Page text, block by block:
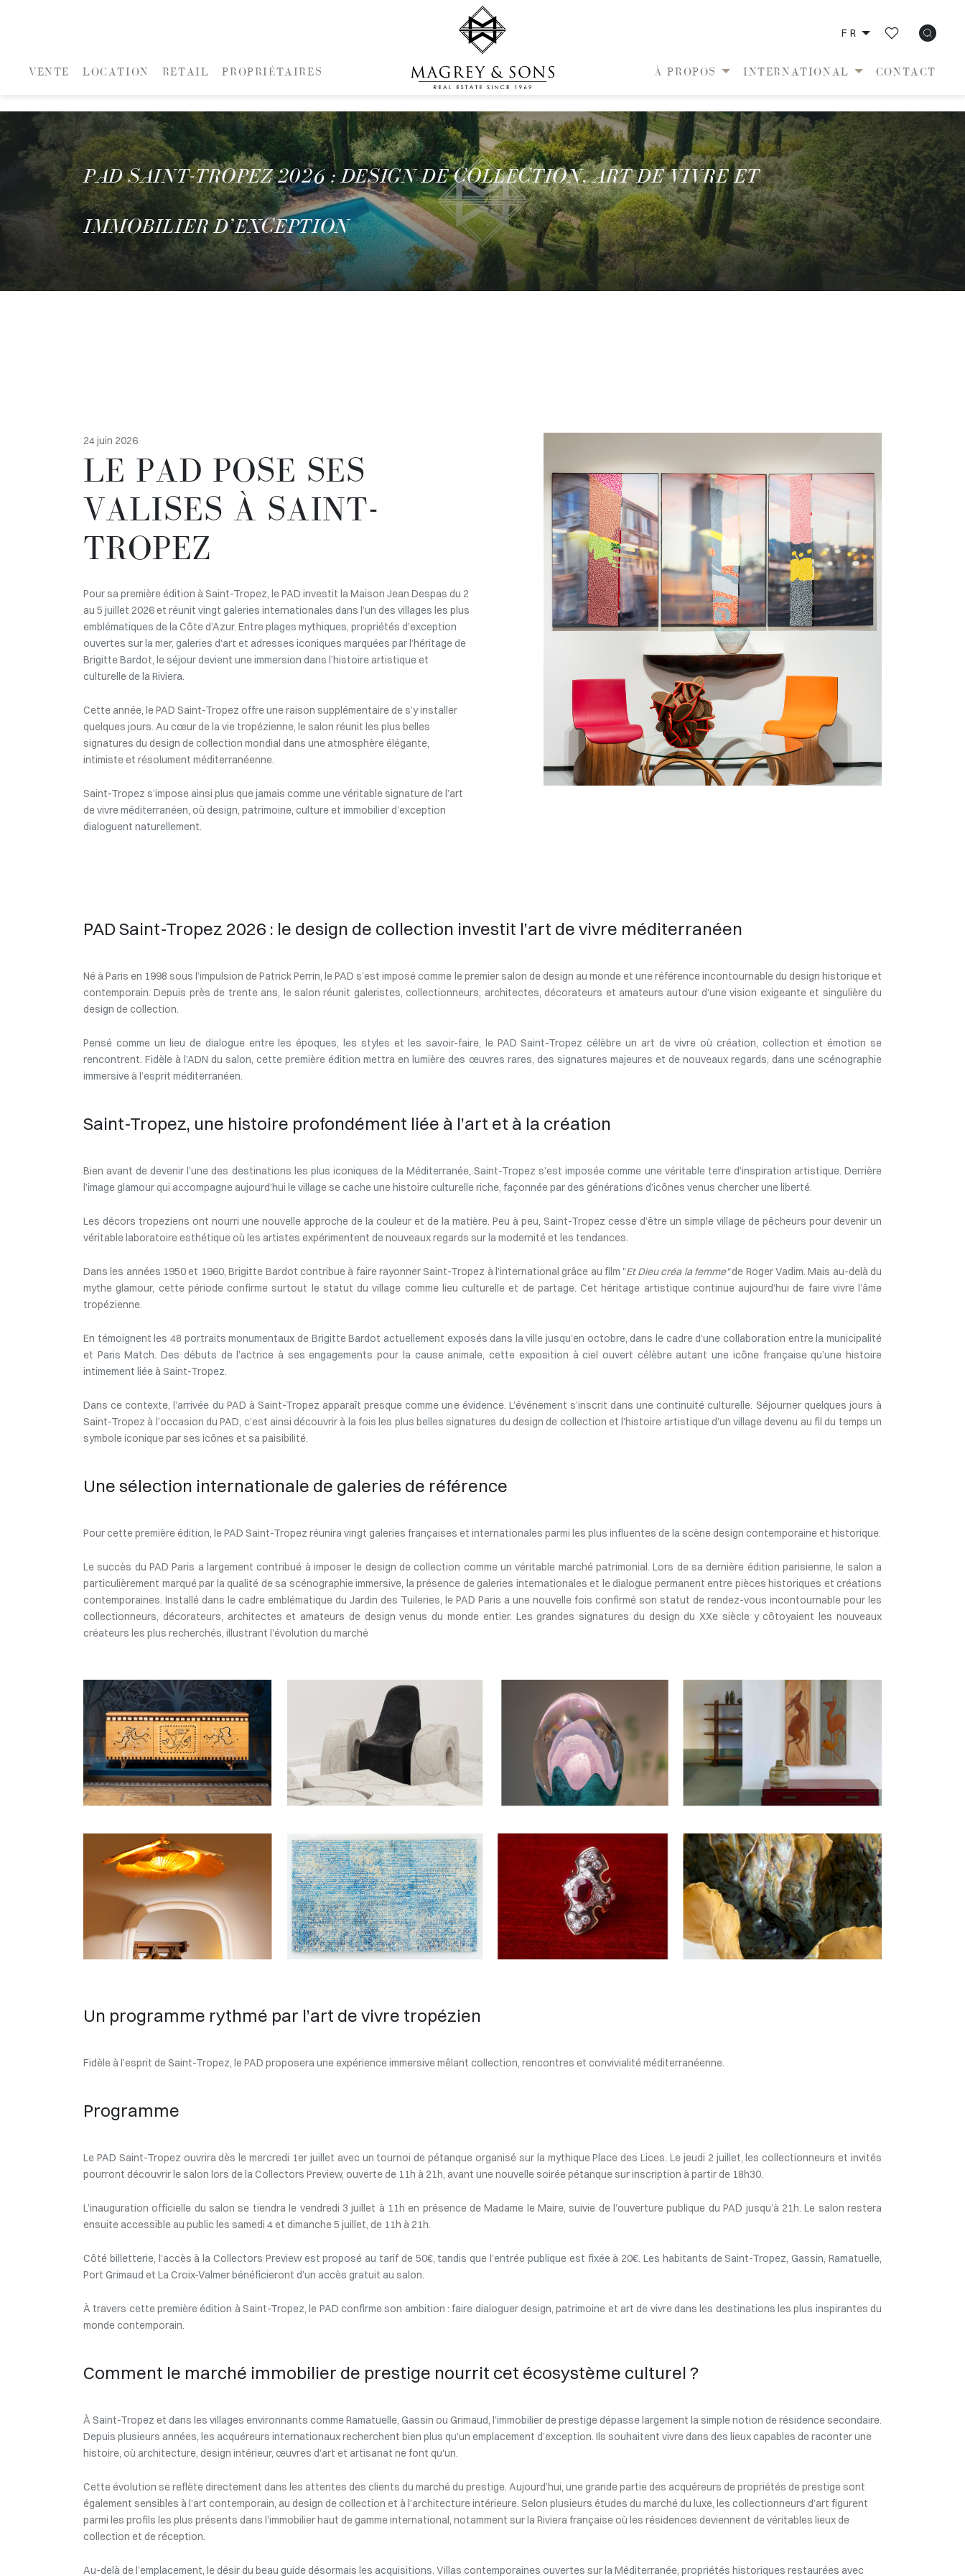
VENTE LOCATION RETAIL PROPRIÉTAIRES
FR
À PROPOS INTERNATIONAL CONTACT
PAD SAINT-TROPEZ 2026 : DESIGN DE COLLECTION, ART DE VIVRE ET
IMMOBILIER D’EXCEPTION
24 juin 2026
LE PAD POSE SES
VALISES À SAINT-
TROPEZ
Pour sa première édition à Saint-Tropez, le PAD investit la Maison Jean Despas du 2
au 5 juillet 2026 et réunit vingt galeries internationales dans l’un des villages les plus
emblématiques de la Côte d’Azur. Entre plages mythiques, propriétés d’exception
ouvertes sur la mer, galeries d’art et adresses iconiques marquées par l’héritage de
Brigitte Bardot, le séjour devient une immersion dans l’histoire artistique et
culturelle de la Riviera.
Cette année, le PAD Saint-Tropez offre une raison supplémentaire de s’y installer
quelques jours. Au cœur de la vie tropézienne, le salon réunit les plus belles
signatures du design de collection mondial dans une atmosphère élégante,
intimiste et résolument méditerranéenne.
Saint-Tropez s’impose ainsi plus que jamais comme une véritable signature de l’art
de vivre méditerranéen, où design, patrimoine, culture et immobilier d’exception
dialoguent naturellement.
PAD Saint-Tropez 2026 : le design de collection investit l’art de vivre méditerranéen
Né à Paris en 1998 sous l’impulsion de Patrick Perrin, le PAD s’est imposé comme le premier salon de design au monde et une référence incontournable du design historique et
contemporain. Depuis près de trente ans, le salon réunit galeristes, collectionneurs, architectes, décorateurs et amateurs autour d’une vision exigeante et singulière du
design de collection.
Pensé comme un lieu de dialogue entre les époques, les styles et les savoir-faire, le PAD Saint-Tropez célèbre un art de vivre où création, collection et émotion se
rencontrent. Fidèle à l’ADN du salon, cette première édition mettra en lumière des œuvres rares, des signatures majeures et de nouveaux regards, dans une scénographie
immersive à l’esprit méditerranéen.
Saint-Tropez, une histoire profondément liée à l’art et à la création
Bien avant de devenir l’une des destinations les plus iconiques de la Méditerranée, Saint-Tropez s’est imposée comme une véritable terre d’inspiration artistique. Derrière
l’image glamour qui accompagne aujourd’hui le village se cache une histoire culturelle riche, façonnée par des générations d’icônes venus chercher une liberté.
Les décors tropeziens ont nourri une nouvelle approche de la couleur et de la matière. Peu à peu, Saint-Tropez cesse d’être un simple village de pêcheurs pour devenir un
véritable laboratoire esthétique où les artistes expérimentent de nouveaux regards sur la modernité et les tendances.
Dans les années 1950 et 1960, Brigitte Bardot contribue à faire rayonner Saint-Tropez à l’international grâce au film "Et Dieu créa la femme"de Roger Vadim. Mais au-delà du
mythe glamour, cette période confirme surtout le statut du village comme lieu culturelle et de partage. Cet héritage artistique continue aujourd’hui de faire vivre l’âme
tropézienne.
En témoignent les 48 portraits monumentaux de Brigitte Bardot actuellement exposés dans la ville jusqu’en octobre, dans le cadre d’une collaboration entre la municipalité
et Paris Match. Des débuts de l’actrice à ses engagements pour la cause animale, cette exposition à ciel ouvert célèbre autant une icône française qu’une histoire
intimement liée à Saint-Tropez.
Dans ce contexte, l’arrivée du PAD à Saint-Tropez apparaît presque comme une évidence. L’événement s’inscrit dans une continuité culturelle. Séjourner quelques jours à
Saint-Tropez à l’occasion du PAD, c’est ainsi découvrir à la fois les plus belles signatures du design de collection et l’histoire artistique d’un village devenu au fil du temps un
symbole iconique par ses icônes et sa paisibilité.
Une sélection internationale de galeries de référence
Pour cette première édition, le PAD Saint-Tropez réunira vingt galeries françaises et internationales parmi les plus influentes de la scène design contemporaine et historique.
Le succès du PAD Paris a largement contribué à imposer le design de collection comme un véritable marché patrimonial. Lors de sa dernière édition parisienne, le salon a
particulièrement marqué par la qualité de sa scénographie immersive, la présence de galeries internationales et le dialogue permanent entre pièces historiques et créations
contemporaines. Installé dans le cadre emblématique du Jardin des Tuileries, le PAD Paris a une nouvelle fois confirmé son statut de rendez-vous incontournable pour les
collectionneurs, décorateurs, architectes et amateurs de design venus du monde entier. Les grandes signatures du design du XXe siècle y côtoyaient les nouveaux
créateurs les plus recherchés, illustrant l’évolution du marché
Un programme rythmé par l’art de vivre tropézien
Fidèle à l’esprit de Saint-Tropez, le PAD proposera une expérience immersive mêlant collection, rencontres et convivialité méditerranéenne.
Programme
Le PAD Saint-Tropez ouvrira dès le mercredi 1er juillet avec un tournoi de pétanque organisé sur la mythique Place des Lices. Le jeudi 2 juillet, les collectionneurs et invités
pourront découvrir le salon lors de la Collectors Preview, ouverte de 11h à 21h, avant une nouvelle soirée pétanque sur inscription à partir de 18h30.
L’inauguration officielle du salon se tiendra le vendredi 3 juillet à 11h en présence de Madame le Maire, suivie de l’ouverture publique du PAD jusqu’à 21h. Le salon restera
ensuite accessible au public les samedi 4 et dimanche 5 juillet, de 11h à 21h.
Côté billetterie, l’accès à la Collectors Preview est proposé au tarif de 50€, tandis que l’entrée publique est fixée à 20€. Les habitants de Saint-Tropez, Gassin, Ramatuelle,
Port Grimaud et La Croix-Valmer bénéficieront d’un accès gratuit au salon.
À travers cette première édition à Saint-Tropez, le PAD confirme son ambition : faire dialoguer design, patrimoine et art de vivre dans les destinations les plus inspirantes du
monde contemporain.
Comment le marché immobilier de prestige nourrit cet écosystème culturel ?
À Saint-Tropez et dans les villages environnants comme Ramatuelle, Gassin ou Grimaud, l’immobilier de prestige dépasse largement la simple notion de résidence secondaire.
Depuis plusieurs années, les acquéreurs internationaux recherchent bien plus qu’un emplacement d’exception. Ils souhaitent vivre dans des lieux capables de raconter une
histoire, où architecture, design intérieur, œuvres d’art et artisanat ne font qu'un.
Cette évolution se reflète directement dans les attentes des clients du marché du prestige. Aujourd’hui, une grande partie des acquéreurs de propriétés de prestige sont
également sensibles à l’art contemporain, au design de collection et à l’architecture intérieure. Selon plusieurs études du marché du luxe, les collectionneurs d’art figurent
parmi les profils les plus présents dans l’immobilier haut de gamme international, notamment sur la Riviera française où les résidences deviennent de véritables lieux de
collection et de réception.
Au-delà de l’emplacement, le désir du beau guide désormais les acquisitions. Villas contemporaines ouvertes sur la Méditerranée, propriétés historiques restaurées avec